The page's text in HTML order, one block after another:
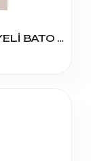
2087 BERRAK KADIN RİBANA BİYELİ BATO AÇIK RENK M BEDEN